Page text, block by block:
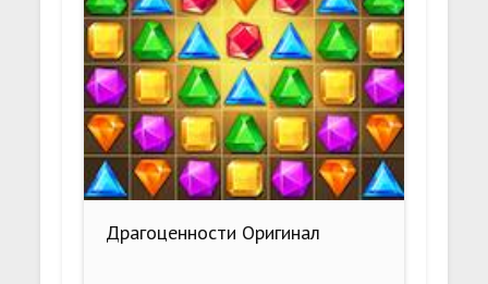
Драгоценности Оригинал